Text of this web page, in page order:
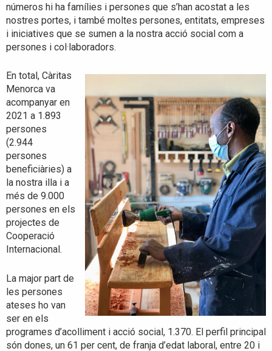
números hi ha famílies i persones que s’han acostat a les
nostres portes, i també moltes persones, entitats, empreses
i iniciatives que se sumen a la nostra acció social com a
persones i col·laboradors.
En total, Càritas
Menorca va
acompanyar en
2021 a 1.893
persones
(2.944
persones
beneficiàries) a
la nostra illa i a
més de 9.000
persones en els
projectes de
Cooperació
Internacional.
La major part de
les persones
ateses ho van
ser en els
programes d’acolliment i acció social, 1.370. El perfil principal
són dones, un 61 per cent, de franja d’edat laboral, entre 20 i